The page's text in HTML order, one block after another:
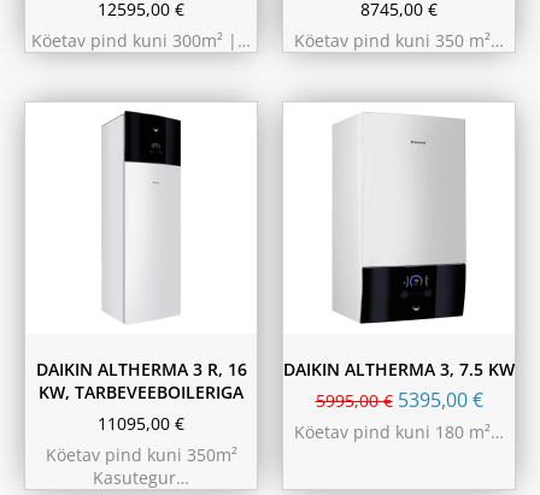
12595,00 €
Köetav pind kuni 300m² |…
8745,00 €
Köetav pind kuni 350 m²…
230L
DAIKIN ALTHERMA 3 R, 16
KW, TARBEVEEBOILERIGA
11095,00 €
Köetav pind kuni 350m²
Kasutegur…
DAIKIN ALTHERMA 3, 7.5 KW
5995,00€ 5395,00€
Köetav pind kuni 180 m²…